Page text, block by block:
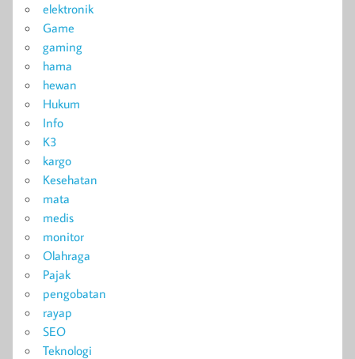
elektronik
Game
gaming
hama
hewan
Hukum
Info
K3
kargo
Kesehatan
mata
medis
monitor
Olahraga
Pajak
pengobatan
rayap
SEO
Teknologi